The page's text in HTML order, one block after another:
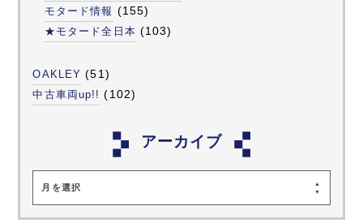
モタード情報 (155)
★モタード全日本 (103)
OAKLEY (51)
中古車両up!! (102)
アーカイブ
月を選択